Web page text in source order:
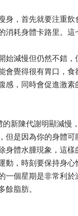
，首先就要注重
耗身體卡路里。這
減慢但仍然不錯
覺得很有胃口，食
，同時會促進激
新陳代謝明顯減
是因為你的身體可
體水腫現象，這
，時刻要保持身心
個星期是非常利
餘脂肪。